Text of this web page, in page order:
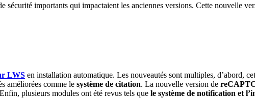
importants qui impactaient les anciennes versions. Cette nouvelle
LWS en installation automatique. Les nouveautés sont multiples, d’abord,
améliorées comme le système de citation. La nouvelle version de
plusieurs modules ont été revus tels que le système de notification et